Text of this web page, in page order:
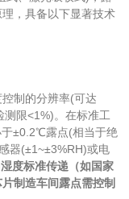
理，具备以下显著技术
制的分辨率(可达
限<1%)。在标准工
±0.2℃露点(相当于绝
器(±1~±3%RH)或电
​湿度标准传递（如国家
制造车间露点需控制